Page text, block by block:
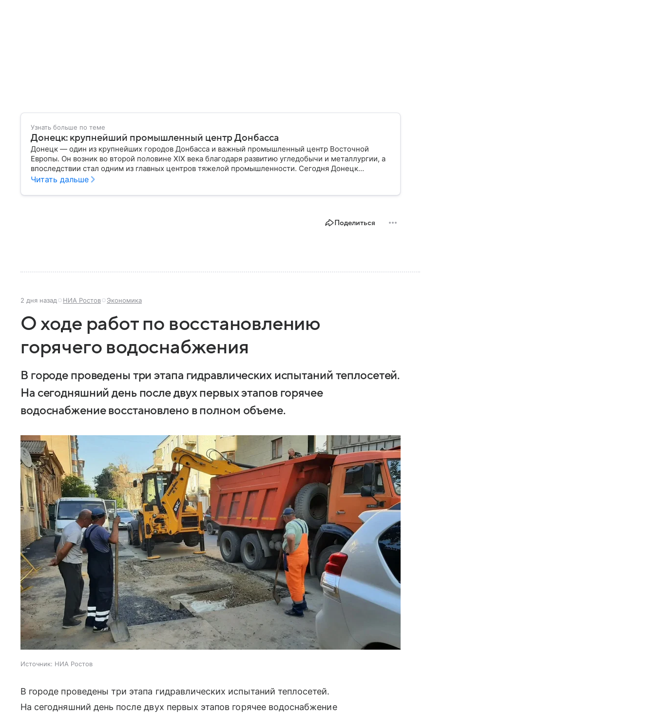
Узнать больше по теме
Донецк: крупнейший промышленный центр Донбасса
Донецк — один из крупнейших городов Донбасса и важный промышленный центр Восточной
Европы. Он возник во второй половине XIX века благодаря развитию угледобычи и металлургии, а
впоследствии стал одним из главных центров тяжелой промышленности. Сегодня Донецк
остается одним из самых известных городов региона: собрали о нем главное.
Читать дальше
Поделиться
2 дня назад НИА Ростов Экономика
О ходе работ по восстановлению
горячего водоснабжения
В городе проведены три этапа гидравлических испытаний теплосетей.
На сегодняшний день после двух первых этапов горячее
водоснабжение восстановлено в полном объеме.
Источник: НИА Ростов
В городе проведены три этапа гидравлических испытаний теплосетей.
На сегодняшний день после двух первых этапов горячее водоснабжение